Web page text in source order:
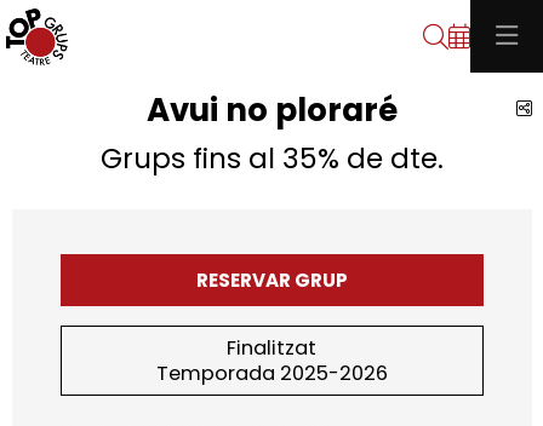
Cerca
Avui no ploraré
Grups fins al 35% de dte.
RESERVAR GRUP
Finalitzat
Temporada 2025-2026